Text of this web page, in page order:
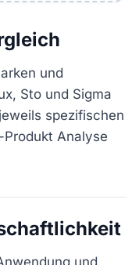
und
Sto und Sigma
spezifischen
Analyse